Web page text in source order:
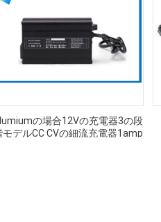
の場合12Vの充電器3の段
モデルCC CVの細流充電器1amp